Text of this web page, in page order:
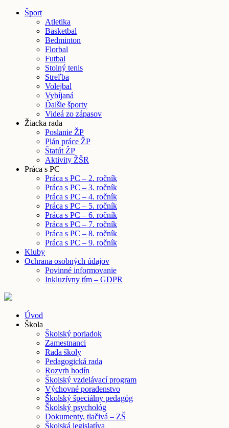
Šport
Atletika
Basketbal
Bedminton
Florbal
Futbal
Stolný tenis
Streľba
Volejbal
Vybíjaná
Ďalšie športy
Videá zo zápasov
Žiacka rada
Poslanie ŽP
Plán práce ŽP
Štatút ŽP
Aktivity ŽŠR
Práca s PC
Práca s PC – 2. ročník
Práca s PC – 3. ročník
Práca s PC – 4. ročník
Práca s PC – 5. ročník
Práca s PC – 6. ročník
Práca s PC – 7. ročník
Práca s PC – 8. ročník
Práca s PC – 9. ročník
Kluby
Ochrana osobných údajov
Povinné informovanie
Inkluzívny tím – GDPR
Úvod
Škola
Školský poriadok
Zamestnanci
Rada školy
Pedagogická rada
Rozvrh hodín
Školský vzdelávací program
Výchovné poradenstvo
Školský špeciálny pedagóg
Školský psychológ
Dokumenty, tlačivá – ZŠ
Školská legislatíva